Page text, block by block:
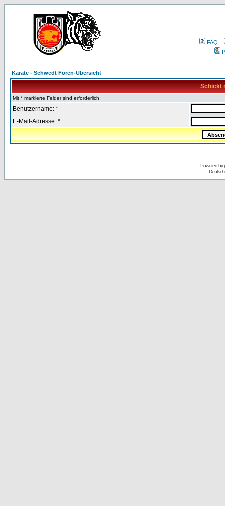
FAQ
Karate - Schwedt Foren-Übersicht
Schickt
Mit * markierte Felder sind erforderlich
Benutzername: *
E-Mail-Adresse: *
Powered by